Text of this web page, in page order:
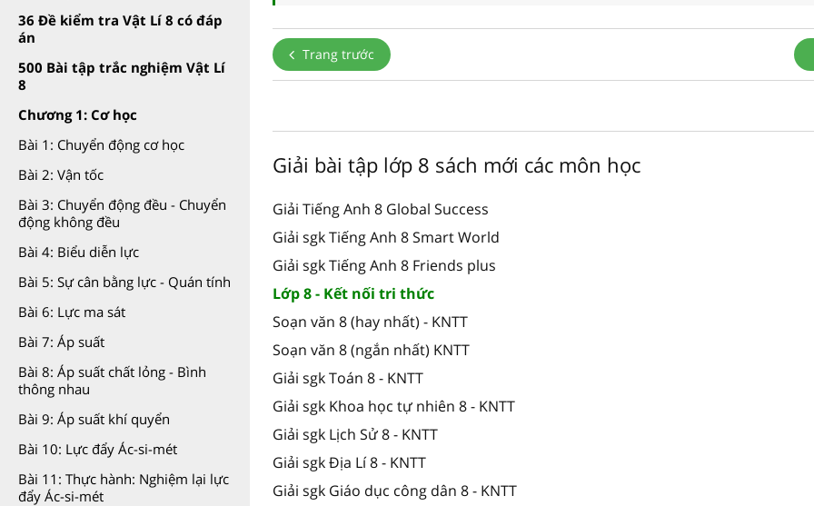
36 Đề kiểm tra Vật Lí 8 có đáp
án
500 Bài tập trắc nghiệm Vật Lí
8
Chương 1: Cơ học
Bài 1: Chuyển động cơ học
Bài 2: Vận tốc
Bài 3: Chuyển động đều - Chuyển
động không đều
Bài 4: Biểu diễn lực
Bài 5: Sự cân bằng lực - Quán tính
Bài 6: Lực ma sát
Bài 7: Áp suất
Bài 8: Áp suất chất lỏng - Bình
thông nhau
Bài 9: Áp suất khí quyển
Bài 10: Lực đẩy Ác-si-mét
Bài 11: Thực hành: Nghiệm lại lực
đẩy Ác-si-mét
Trang trước
Giải bài tập lớp 8 sách mới các môn học
Giải Tiếng Anh 8 Global Success
Giải sgk Tiếng Anh 8 Smart World
Giải sgk Tiếng Anh 8 Friends plus
Lớp 8 - Kết nối tri thức
Soạn văn 8 (hay nhất) - KNTT
Soạn văn 8 (ngắn nhất) KNTT
Giải sgk Toán 8 - KNTT
Giải sgk Khoa học tự nhiên 8 - KNTT
Giải sgk Lịch Sử 8 - KNTT
Giải sgk Địa Lí 8 - KNTT
Giải sgk Giáo dục công dân 8 - KNTT